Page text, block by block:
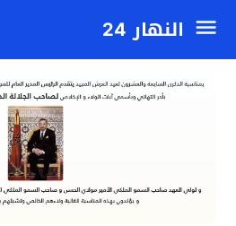
النهار 24